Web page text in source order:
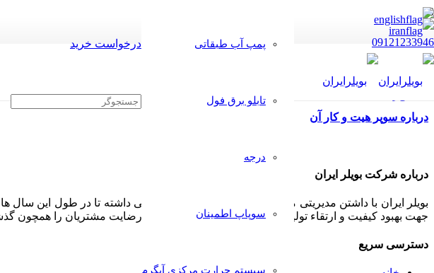
09121233946 پمپ آب طبقاتی
تابلو برق فول
درجه
سوپاپ اطمینان
سیستم حرارت مرکزی آبگرم
درخواست خرید
درباره سوپر هیت و کار آن
درباره شرکت بویلر ایران
بویلر ایران با داشتن مدیریتی مجرب و مشتری مدار همواره سعی داشته تا در طول این سال
جهت بهبود کیفیت و ارتقاء تولیدات خود پذیرا بوده و بکار گیرد تا رضایت مشتریان را همچون
دسترسی سریع